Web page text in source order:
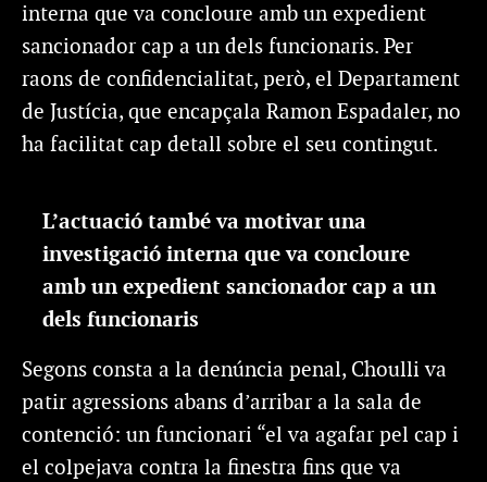
interna que va concloure amb un expedient
sancionador cap a un dels funcionaris. Per
raons de confidencialitat, però, el Departament
de Justícia, que encapçala Ramon Espadaler, no
ha facilitat cap detall sobre el seu contingut.
L’actuació també va motivar una
investigació interna que va concloure
amb un expedient sancionador cap a un
dels funcionaris
Segons consta a la denúncia penal, Choulli va
patir agressions abans d’arribar a la sala de
contenció: un funcionari “el va agafar pel cap i
el colpejava contra la finestra fins que va